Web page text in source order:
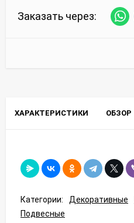
Заказать через:
ХАРАКТЕРИСТИКИ ОБЗОР
Категории: Декоративные
Подвесные